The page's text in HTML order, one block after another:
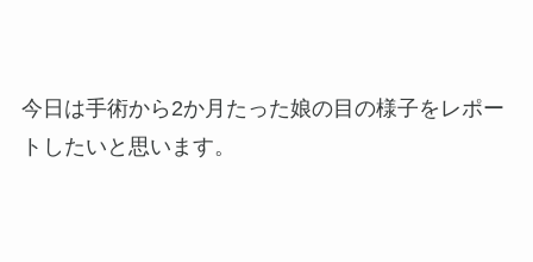
今日は手術から2か月たった娘の目の様子をレポー
トしたいと思います。